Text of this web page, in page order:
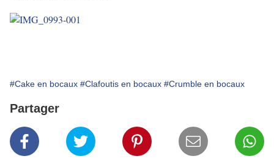
#Cake en bocaux #Clafoutis en bocaux #Crumble en bocaux
Partager